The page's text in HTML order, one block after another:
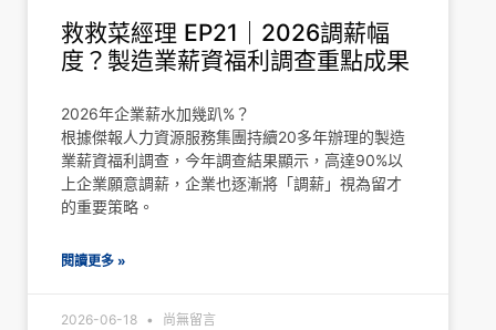
救救菜經理 EP21｜2026調薪幅
度？製造業薪資福利調查重點成果
2026年企業薪水加幾趴%？
根據傑報人力資源服務集團持續20多年辦理的製造
業薪資福利調查，今年調查結果顯示，高達90%以
上企業願意調薪，企業也逐漸將「調薪」視為留才
的重要策略。
閱讀更多 »
2026-06-18 尚無留言